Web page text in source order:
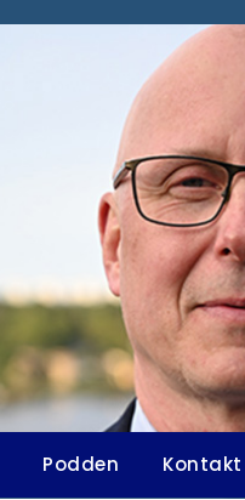
Podden Kontakt